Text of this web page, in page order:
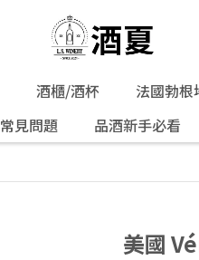
酒櫃/酒杯 法國勃根
常見問題 品酒新手必看
美國